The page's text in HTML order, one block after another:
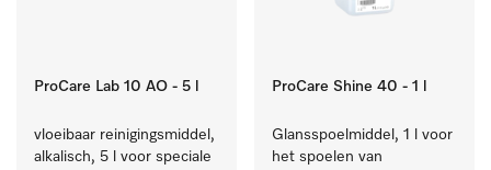
ProCare Lab 10 AO - 5 l
vloeibaar reinigingsmiddel,
alkalisch, 5 l voor speciale
ProCare Shine 40 - 1 l
Glansspoelmiddel, 1 l voor
het spoelen van